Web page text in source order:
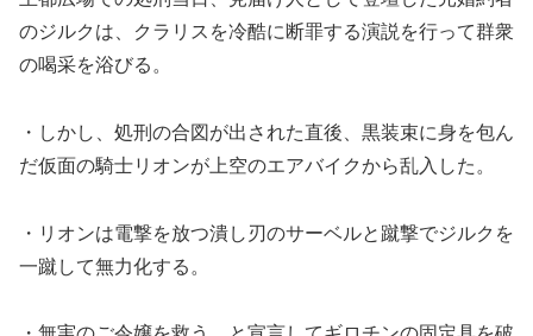
のジルクは、クラリスを冷酷に断罪する演説を行って群衆
の喝采を浴びる。
・しかし、処刑の合図が出された直後、黒装束に身を包ん
だ仮面の騎士リオンが上空のエアバイクから乱入した。
・リオンは電撃を放つ潰し刃のサーベルと蹴撃でジルクを
一蹴して無力化する。